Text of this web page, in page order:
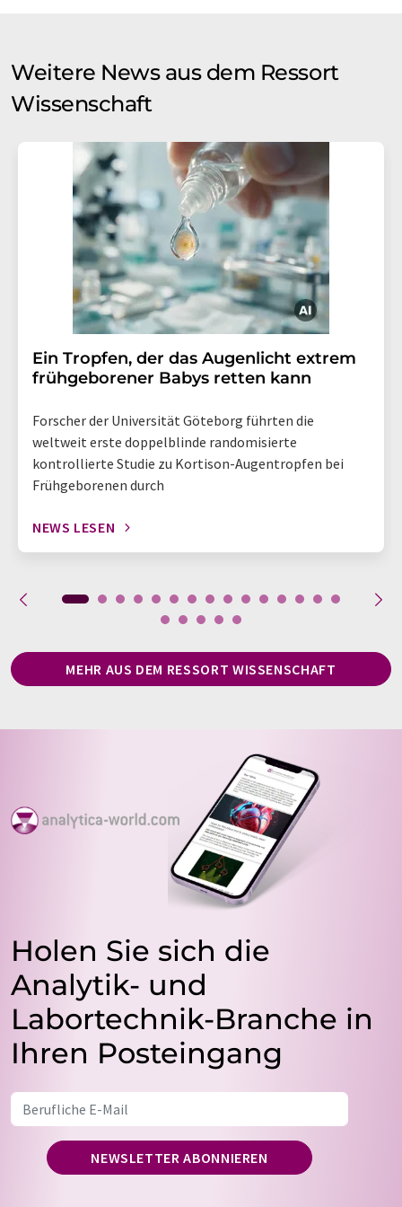
Weitere News aus dem Ressort
Wissenschaft
Ein Tropfen, der das Augenlicht extrem
frühgeborener Babys retten kann
Forscher der Universität Göteborg führten die
weltweit erste doppelblinde randomisierte
kontrollierte Studie zu Kortison-Augentropfen bei
Frühgeborenen durch
NEWS LESEN
MEHR AUS DEM RESSORT WISSENSCHAFT
Holen Sie sich die
Analytik- und
Labortechnik-Branche in
Ihren Posteingang
NEWSLETTER ABONNIEREN